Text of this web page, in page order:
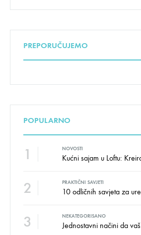
PREPORUČUJEMO
POPULARNO
1 NOVOSTI
2 PRAKTIČNI SAVJETI
10 odličnih savjeta za
3 NEKATEGORISANO